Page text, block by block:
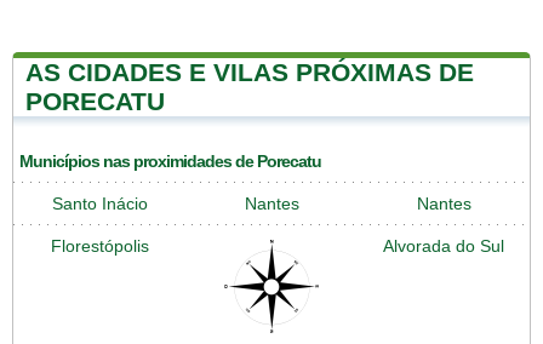
AS CIDADES E VILAS PRÓXIMAS DE
PORECATU
Municípios nas proximidades de Porecatu
Santo Inácio Nantes Nantes
Florestópolis Alvorada do Sul